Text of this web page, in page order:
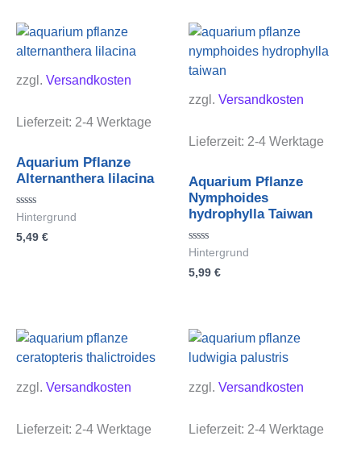
zzgl. Versandkosten
Lieferzeit: 2-4 Werktage
Aquarium Pflanze
Alternanthera lilacina
Bewertet
0
Hintergrund
5,49 €
zzgl. Versandkosten
Lieferzeit: 2-4 Werktage
Aquarium Pflanze
Nymphoides
hydrophylla Taiwan
Bewertet
0
Hintergrund
5,99 €
zzgl. Versandkosten
Lieferzeit: 2-4 Werktage
zzgl. Versandkosten
Lieferzeit: 2-4 Werktage